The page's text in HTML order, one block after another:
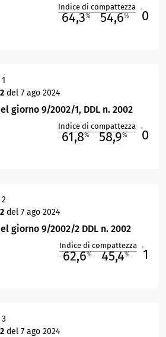
Indice di compattezza
64,3% 54,6% 0
del 7 ago 2024
giorno 9/2002/1, DDL n. 2002
Indice di compattezza
61,8% 58,9% 0
del 7 ago 2024
giorno 9/2002/2 DDL n. 2002
Indice di compattezza
62,6% 45,4% 1
del 7 ago 2024